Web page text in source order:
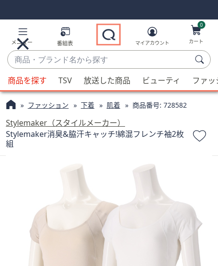
Links
Links2
メニュー 番組表
商
品・
ブ
ラ
ン
名
か
ら
候
補
が
利
用
可
能
マイアカウント
0
カート
商品を探す TSV 放送した商品 ビューティ ファ
ファッション 下着 肌着 商品番号: 728582
Stylemaker（スタイルメーカー）
Stylemaker消臭&脇汗キャッチ!綿混フレンチ袖2枚
組